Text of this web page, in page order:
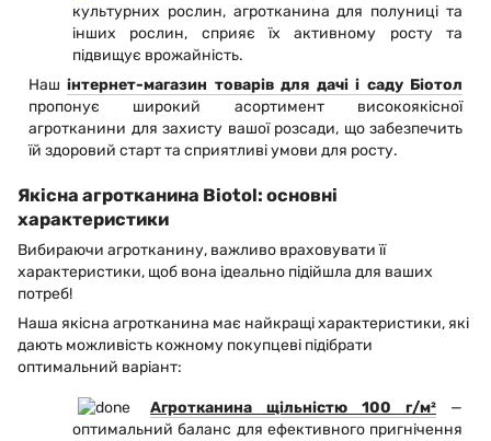
культурних рослин, агротканина для полуниці та
інших рослин, сприяє їх активному росту та
підвищує врожайність.
Нашінтернет-магазин товарів для дачі і саду Біотол
пропонує широкий асортимент високоякісної
агротканини для захисту вашої розсади, що забезпечить
їй здоровий старт та сприятливі умови для росту.
Якісна агротканина Biotol: основні
характеристики
Вибираючи агротканину, важливо враховувати її
характеристики, щоб вона ідеально підійшла для ваших
потреб!
Наша якісна агротканина має найкращі характеристики, які
дають можливість кожному покупцеві підібрати
оптимальний варіант:
Агротканина щільністю 100 г/м² —
оптимальний баланс для ефективного пригнічення